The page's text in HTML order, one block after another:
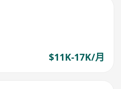
$11K-17K/月